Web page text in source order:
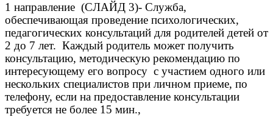
1 направление (СЛАЙД 3)- Служба,
обеспечивающая проведение психологических,
педагогических консультаций для родителей детей от
2 до 7 лет. Каждый родитель может получить
консультацию, методическую рекомендацию по
интересующему его вопросу с участием одного или
нескольких специалистов при личном приеме, по
телефону, если на предоставление консультации
требуется не более 15 мин.,